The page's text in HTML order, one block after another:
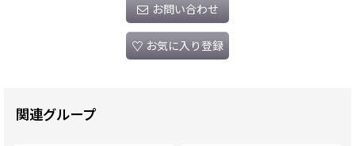
お問い合わせ
お気に入り登録
関連グループ